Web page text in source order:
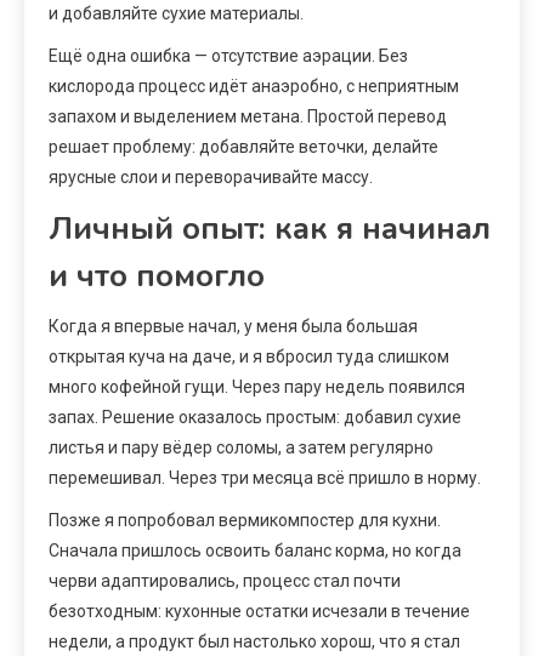
и добавляйте сухие материалы.
Ещё одна ошибка — отсутствие аэрации. Без
кислорода процесс идёт анаэробно, с неприятным
запахом и выделением метана. Простой перевод
решает проблему: добавляйте веточки, делайте
ярусные слои и переворачивайте массу.
Личный опыт: как я начинал
и что помогло
Когда я впервые начал, у меня была большая
открытая куча на даче, и я вбросил туда слишком
много кофейной гущи. Через пару недель появился
запах. Решение оказалось простым: добавил сухие
листья и пару вёдер соломы, а затем регулярно
перемешивал. Через три месяца всё пришло в норму.
Позже я попробовал вермикомпостер для кухни.
Сначала пришлось освоить баланс корма, но когда
черви адаптировались, процесс стал почти
безотходным: кухонные остатки исчезали в течение
недели, а продукт был настолько хорош, что я стал